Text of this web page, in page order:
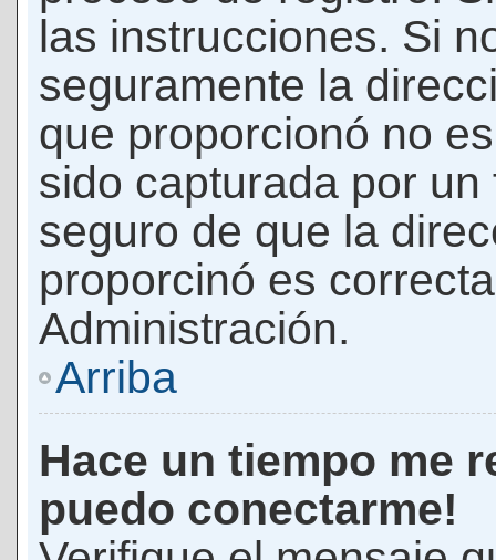
las instrucciones. Si
seguramente la
que proporcionó no
sido capturada por
seguro de que la
proporcinó es
Administración.
Arriba
Hace un tiempo me
puedo conectarme!